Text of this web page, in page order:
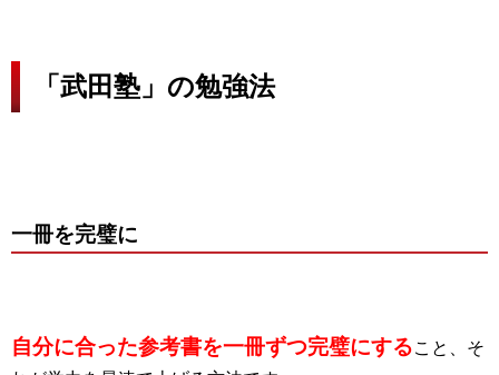
「武田塾」の勉強法
一冊を完璧に
自分に合った参考書を一冊ずつ完璧にすること、そ